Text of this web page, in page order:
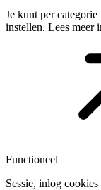
Je kunt per
instellen. Lees meer
Functioneel
Sessie, inlog cookies